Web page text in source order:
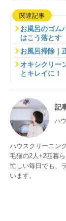
関連記事
お風呂のゴム
はこう落とす
お風呂掃除｜
オキシクリー
とキレイに！
記
ハ
ハウスクリーニン
毛猫の2人+2匹暮
忙しい毎日でも、
います。